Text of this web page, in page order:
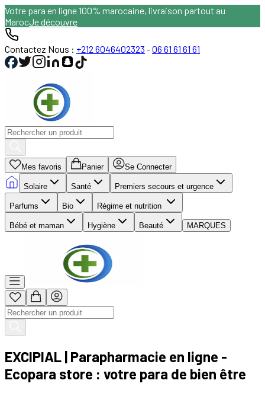
Votre para en ligne 100% marocaine, livraison partout au
MarocJe découvre
Contactez Nous : +212 6046402323 -06 61 61 61 61
Mes favoris Panier Se Connecter
Solaire Santé Premiers secours et urgence
Parfums Bio Régime et nutrition
Bébé et maman Hygiène Beauté MARQUES
EXCIPIAL | Parapharmacie en ligne -
Ecopara store : votre para de bien être